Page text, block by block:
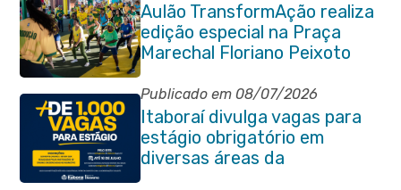
Aulão TransformAção realiza
edição especial na Praça
Marechal Floriano Peixoto
com clima de Copa e muita
animação
Publicado em 08/07/2026
Itaboraí divulga vagas para
estágio obrigatório em
diversas áreas da
administração pública